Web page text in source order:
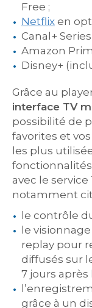
Free ;
Netflix en
Canal+
Amazon
Disney+
Grâce au
interface TV
possibilité de
favorites et
les plus
avec le service
notamment
le contrôle
le
replay pour
diffusés sur
7 jours
grâce à un